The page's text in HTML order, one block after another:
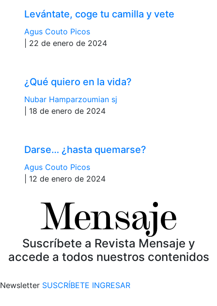
Levántate, coge tu camilla y vete
Agus Couto Picos
| 22 de enero de 2024
¿Qué quiero en la vida?
Nubar Hamparzoumian sj
| 18 de enero de 2024
Darse… ¿hasta quemarse?
Agus Couto Picos
| 12 de enero de 2024
Suscríbete a Revista Mensaje y
accede a todos nuestros contenidos
Newsletter SUSCRÍBETE INGRESAR